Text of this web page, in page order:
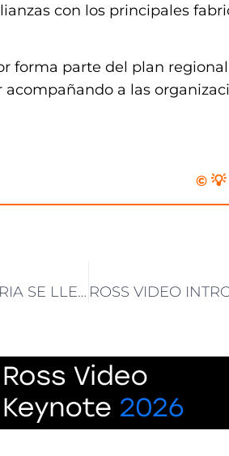
con los principales
forma parte del plan
a las
©
CON ÉXITO DE CONVOCATORIA SE LLEVÓ A CABO EL ACTO DE ADJUDICACIÓN DE CAPER SHOW 2025